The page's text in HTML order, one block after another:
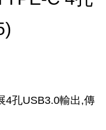
4孔USB3.0輸出,傳